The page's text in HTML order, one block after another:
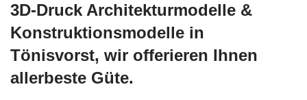
3D-Druck Architekturmodelle &
Konstruktionsmodelle in
Tönisvorst, wir offerieren Ihnen
allerbeste Güte.